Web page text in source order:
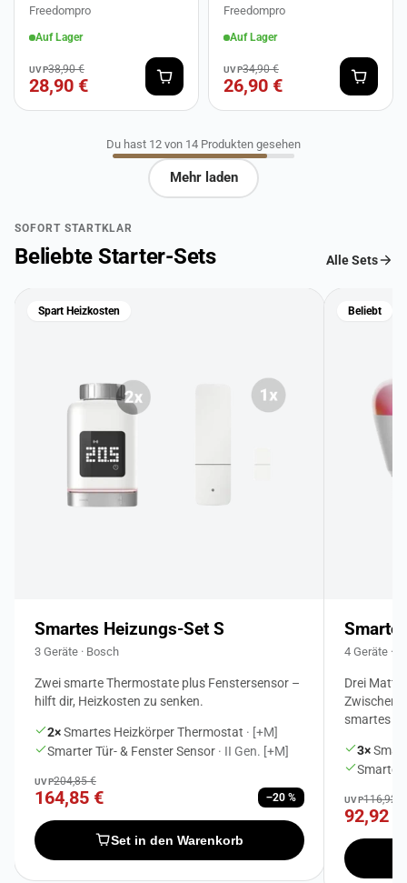
Freedompro
Auf Lager
UVP38,90 €
28,90 €
Freedompro
Auf Lager
UVP34,90 €
26,90 €
Du hast 12 von 14 Produkten gesehen
Mehr laden
SOFORT STARTKLAR
Beliebte Starter-Sets Alle Sets
Spart Heizkosten
Smartes Heizungs-Set S
3 Geräte · Bosch
Zwei smarte Thermostate plus Fenstersensor –
hilft dir, Heizkosten zu senken.
2×Smartes Heizkörper Thermostat · [+M]
Smarter Tür- & Fenster Sensor · II Gen. [+M]
UVP204,85 €
164,85 € −20 %
Set in den Warenkorb
Beliebt
4 Geräte ·
Drei
smartes
3×
Smarter
UVP116,92 €
92,92 €